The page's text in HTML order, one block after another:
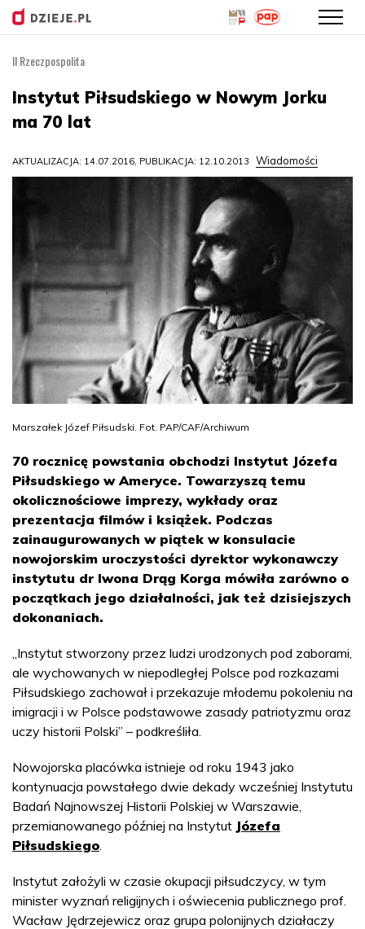
treści
II Rzeczpospolita
Instytut Piłsudskiego w Nowym Jorku
ma 70 lat
AKTUALIZACJA: 14.07.2016, PUBLIKACJA: 12.10.2013 Wiadomości
Marszałek Józef Piłsudski. Fot. PAP/CAF/Archiwum
70 rocznicę powstania obchodzi Instytut Józefa
Piłsudskiego w Ameryce. Towarzyszą temu
okolicznościowe imprezy, wykłady oraz
prezentacja filmów i książek. Podczas
zainaugurowanych w piątek w konsulacie
nowojorskim uroczystości dyrektor wykonawczy
instytutu dr Iwona Drąg Korga mówiła zarówno o
początkach jego działalności, jak też dzisiejszych
dokonaniach.
„Instytut stworzony przez ludzi urodzonych pod zaborami,
ale wychowanych w niepodległej Polsce pod rozkazami
Piłsudskiego zachował i przekazuje młodemu pokoleniu na
imigracji i w Polsce podstawowe zasady patriotyzmu oraz
uczy historii Polski” – podkreśliła.
Nowojorska placówka istnieje od roku 1943 jako
kontynuacja powstałego dwie dekady wcześniej Instytutu
Badań Najnowszej Historii Polskiej w Warszawie,
przemianowanego później na Instytut Józefa
Piłsudskiego
Instytut założyli w czasie okupacji piłsudczycy, w tym
minister wyznań religijnych i oświecenia publicznego prof.
Wacław Jędrzejewicz oraz grupa polonijnych działaczy